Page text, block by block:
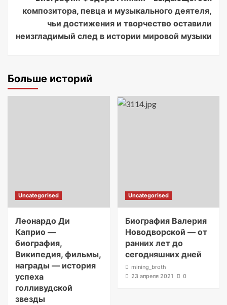
композитора, певца и музыкального деятеля,
чьи достижения и творчество оставили
неизгладимый след в истории мировой музыки
Больше историй
Uncategorised
Леонардо Ди
Каприо —
биография,
Википедия, фильмы,
награды — история
успеха
голливудской
звезды
Uncategorised
Биография Валерия
Новодворской — от
ранних лет до
сегодняшних дней
mining_broth
23 апреля 2021
0